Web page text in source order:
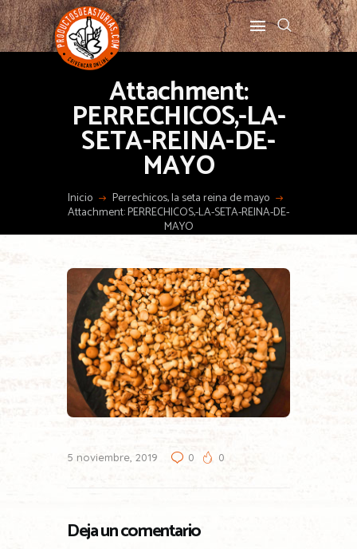
Attachment:
PERRECHICOS,-LA-
SETA-REINA-DE-
MAYO
Inicio Perrechicos, la seta reina de mayo
Attachment: PERRECHICOS,-LA-SETA-REINA-DE-
MAYO
5 noviembre, 2019 0 0
Deja un comentario